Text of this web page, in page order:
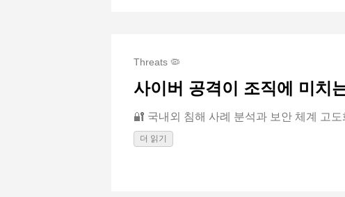
Threats 🦠
사이버 공격이 조직에 미치
🔐 국내외 침해 사례 분석과 보안 체계 고도
더 읽기